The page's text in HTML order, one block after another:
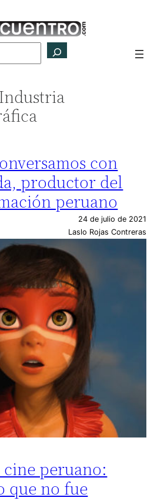
Industria
con
productor del
peruano
24 de julio de 2021
Laslo Rojas Contreras
peruano:
que no fue